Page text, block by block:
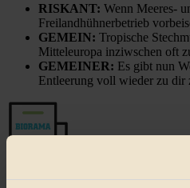
RISKANT: Wenn Meeres-
Freilandhühnerbetrieb
GEMEIN: Tropische
Mitteleuropa inziwschen oft
GEMEINER: Es gibt nun
Entleerung voll wieder zu dir